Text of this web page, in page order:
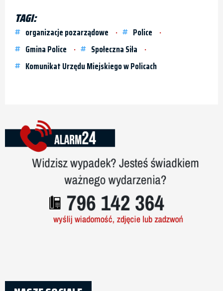
TAGI:
organizacje pozarządowe
Police
Gmina Police
Społeczna Siła
Komunikat Urzędu Miejskiego w Policach